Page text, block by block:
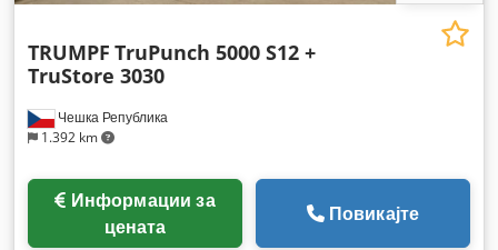
Чешка Република
1.392 km
TRUMPF TruPunch 5000 S12 +
TruStore 3030
цената
Повикајте